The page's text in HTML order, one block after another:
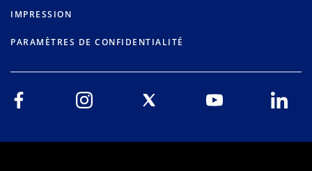
IMPRESSION
PARAMÈTRES DE CONFIDENTIALITÉ